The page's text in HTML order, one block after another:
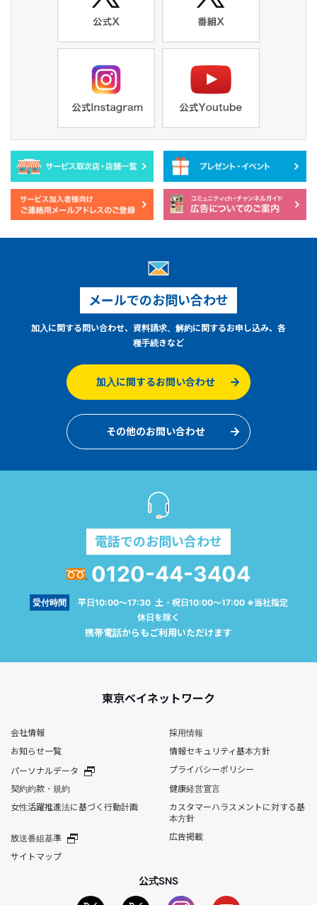
メールでのお問い合わせ
加入に関する問い合わせ、資料請求、解約に関するお申し込み、各
種手続きなど
加入に関するお問い合わせ
その他のお問い合わせ
電話でのお問い合わせ
0120-44-3404
受付時間
平日10:00～17:30 土・祝日10:00～17:00 ※当社指定
休日を除く
携帯電話からもご利用いただけます
東京ベイネットワーク
会社情報
採用情報
お知らせ一覧
情報セキュリティ基本方針
パーソナルデータ
プライバシーポリシー
契約約款・規約
健康経営宣言
女性活躍推進法に基づく行動計画
カスタマーハラスメントに対する基
本方針
放送番組基準
広告掲載
サイトマップ
公式SNS